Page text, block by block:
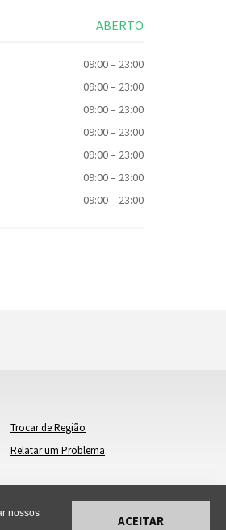
ABERTO
09:00– 23:00
09:00– 23:00
09:00– 23:00
09:00– 23:00
09:00– 23:00
09:00– 23:00
09:00– 23:00
Trocar de Região
Relatar um Problema
nossos
ACEITAR